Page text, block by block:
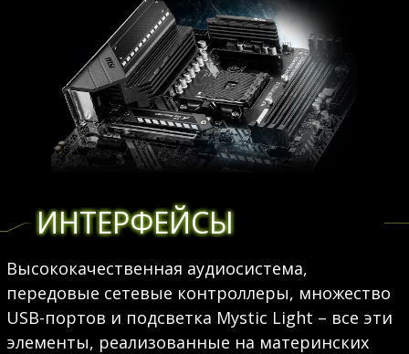
ИНТЕРФЕЙСЫ
Высококачественная аудиосистема,
передовые сетевые контроллеры, множество
USB-портов и подсветка Mystic Light – все эти
элементы, реализованные на материнских